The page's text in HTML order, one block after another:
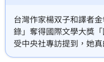
台灣作家楊双子和譯者
錄」奪得國際文學大獎
受中央社專訪提到，她
台灣文學作品走向世界